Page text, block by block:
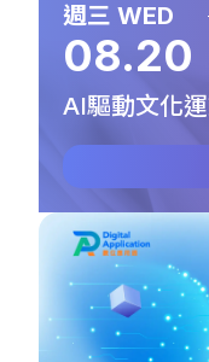
週三 WED
08.20
AI驅動文化